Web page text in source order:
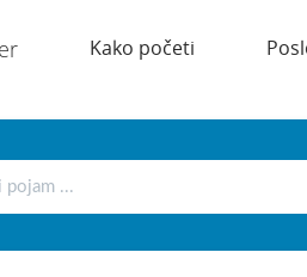
Kako početi